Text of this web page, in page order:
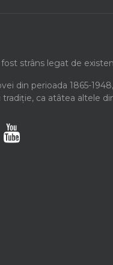
strâns legat de
din perioada 1865-
ca atâtea altele